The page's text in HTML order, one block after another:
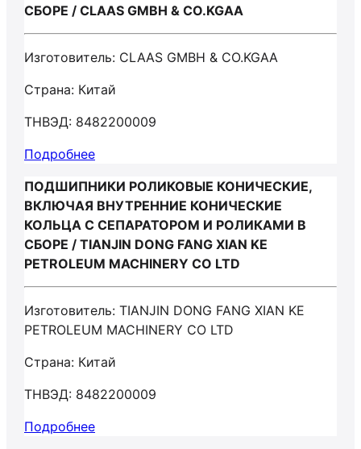
СБОРЕ / CLAAS GMBH & CO.KGAA
Изготовитель: CLAAS GMBH & CO.KGAA
Страна: Китай
ТНВЭД: 8482200009
Подробнее
ПОДШИПНИКИ РОЛИКОВЫЕ КОНИЧЕСКИЕ,
ВКЛЮЧАЯ ВНУТРЕННИЕ КОНИЧЕСКИЕ
КОЛЬЦА С СЕПАРАТОРОМ И РОЛИКАМИ В
СБОРЕ / TIANJIN DONG FANG XIAN KE
PETROLEUM MACHINERY CO LTD
Изготовитель: TIANJIN DONG FANG XIAN KE
PETROLEUM MACHINERY CO LTD
Страна: Китай
ТНВЭД: 8482200009
Подробнее